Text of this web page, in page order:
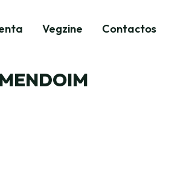
Vegzine Contactos